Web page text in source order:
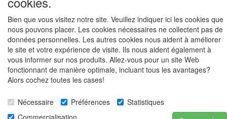
S'inscrire
Mot de passe oublié ?
Bien que vous visitez notre site. Veuillez indiquer ici les cookies que
nous pouvons placer. Les cookies nécessaires ne collectent pas de
données personnelles. Les autres cookies nous aident à améliorer
le site et votre expérience de visite. Ils nous aident également à
vous informer sur nos produits. Allez-vous pour un site Web
fonctionnant de manière optimale, incluant tous les avantages?
Alors cochez toutes les cases!
Nécessaire Préférences
Statistiques
Commercialisation